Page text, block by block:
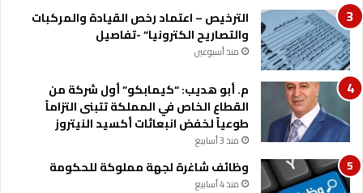
الترخيص – اعتماد رخص القيادة والمركبات
والتصاريح الكترونيا” -تفاصيل
منذ أسبوعين
م. أبو هديب: “كيمابكو” أول شركة من
القطاع الخاص في المملكة تتبنى التزاماً
طوعياً لخفض انبعاثات أكسيد النيتروز
منذ 3 أسابيع
وظائف شاغرة لجهة مملوكة للحكومة
منذ 4 أسابيع